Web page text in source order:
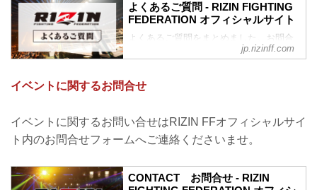
よくあるご質問 - RIZIN FIGHTING
FEDERATION オフィシャルサイト
よくあるご質問をまとめました。お問合
わせの前に、一度ご確認下さい。
LANDMARK vol.1に関してのお問い合わ
せ
presents RIZIN LANDMARK vol.1におい
て、ウェブサイトへのアクセス集中によ
り、開演開始が1時間遅れたこと、お客
けいたしましたこと、深くお詫び申し上
げます。
jp.rizinff.com
イベントに関するお問合せ
イベントに関するお問い合せはRIZIN FFオフィシャルサイ
ト内のお問合せフォームへご連絡くださいませ。
CONTACT お問合せ - RIZIN